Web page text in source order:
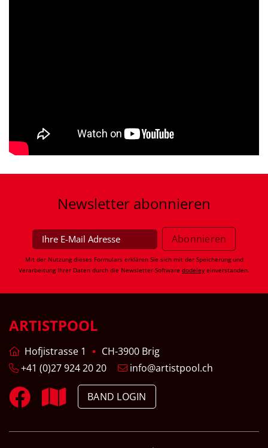
Newsletter abonnieren
Mit der Nutzung dieses Formulars erklären Sie sich mit der Speicherung und
Verarbeitung Ihrer Daten durch die Newsletter-Software dodeley einverstanden.
ARTISTPOOL
Hofjistrasse 1
CH-3900 Brig
+41 (0)27 924 20 20
info@artistpool.ch
BAND LOGIN